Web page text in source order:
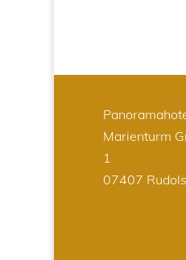
Marienturm
1
07407